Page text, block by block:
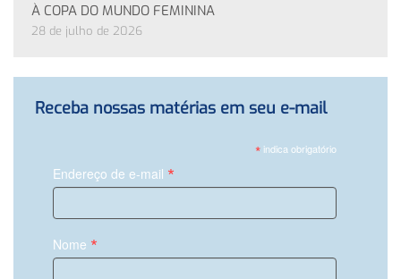
À COPA DO MUNDO FEMININA
28 de julho de 2026
Receba nossas matérias em seu e-mail
*indica obrigatório
Endereço de e-mail *
Nome *